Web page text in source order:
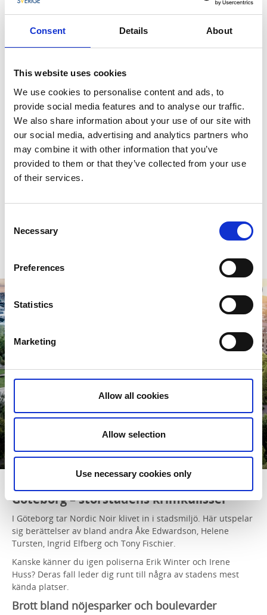
Consent Details About
This website uses cookies
We use cookies to personalise content and ads, to
provide social media features and to analyse our traffic.
We also share information about your use of our site with
our social media, advertising and analytics partners who
may combine it with other information that you’ve
provided to them or that they’ve collected from your use
of their services.
Selection
Necessary
Preferences
Statistics
Marketing
Allow all cookies
Allow selection
Use necessary cookies only
central plats i
Startpunkten för både besökare och romanfigurer. Den
södra delen från 1700-talet finns fortfarande kvar.
Ät och fika
Bergs Konditori
Carlstens Våffelcafé
Grand Hotel Marstrand, Restaurang Tenan
Ottos Vardagsrum & Kök
Marstrands Havshotell
Göteborg – storstadens krimkulisser
I Göteborg tar Nordic Noir klivet in i stadsmiljö. Här utspelar
sig berättelser av bland andra Åke Edwardson, Helene
Tursten, Ingrid Elfberg och Tony Fischier.
Kanske känner du igen poliserna Erik Winter och Irene
Huss? Deras fall leder dig runt till några av stadens mest
kända platser.
Brott bland nöjesparker och boulevarder